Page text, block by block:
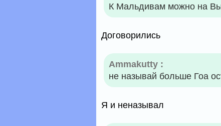
К Мальдивам можно на
Договорились
Ammakutty :
не называй больше Гоа
Я и неназывал